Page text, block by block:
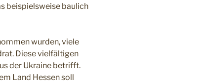
beispielsweise baulich
wurden, viele
Diese vielfältigen
der Ukraine betrifft.
Land Hessen soll